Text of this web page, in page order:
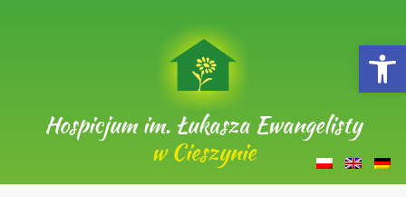
Hospicjum im. Łukasza Ewangelisty
w Cieszynie